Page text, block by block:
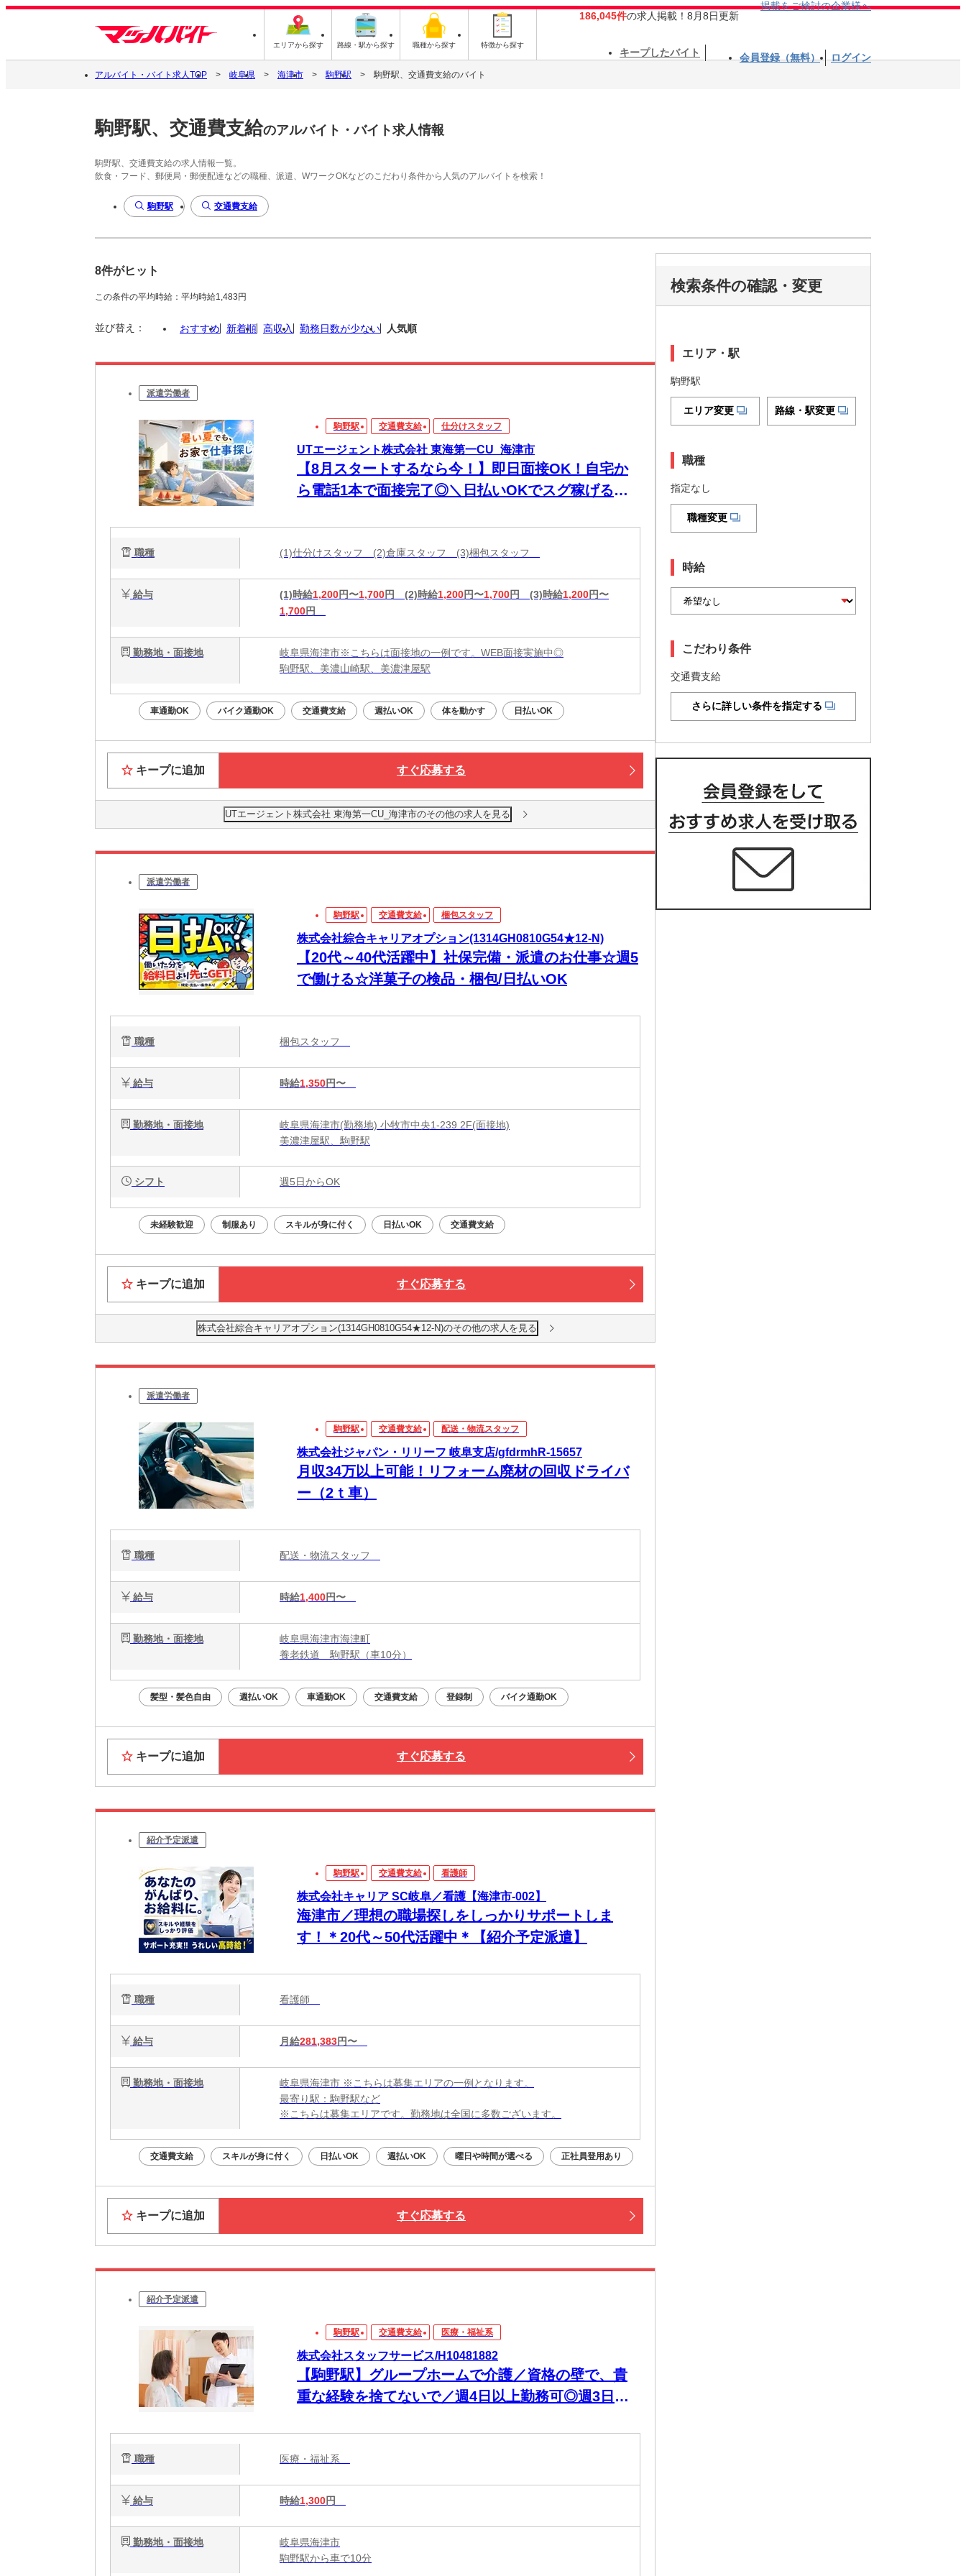
エリアから探す 路線・駅から探す 職種から探す 特徴から探す
186,045件の求人掲載！8月8日更新
掲載をご検討の企業様へ
キープしたバイト 会員登録（無料） ログイン
アルバイト・バイト求人TOP 岐阜県 海津市 駒野駅 駒野駅、交通費支給のバイト
駒野駅、交通費支給のアルバイト・バイト求人情報
駒野駅、交通費支給の求人情報一覧。
飲食・フード、郵便局・郵便配達などの職種、派遣、WワークOKなどのこだわり条件から人気のアルバイトを検索！
駒野駅 交通費支給
8件がヒット
この条件の平均時給：平均時給1,483円
並び替え： おすすめ 新着順 高収入 勤務日数が少ない 人気順
派遣労働者
駒野駅 交通費支給 仕分けスタッフ
UTエージェント株式会社 東海第一CU_海津市
【8月スタートするなら今！】即日面接OK！自宅か
ら電話1本で面接完了◎＼日払いOKでスグ稼げる／
職種 (1)仕分けスタッフ (2)倉庫スタッフ (3)梱包スタッフ
給与 (1)時給1,200円〜1,700円 (2)時給1,200円〜1,700円 (3)時給1,200円〜
1,700円
勤務地・面接地
岐阜県海津市※こちらは面接地の一例です。WEB面接実施中◎
駒野駅、美濃山崎駅、美濃津屋駅
車通勤OK バイク通勤OK 交通費支給 週払いOK 体を動かす 日払いOK
キープに追加 すぐ応募する
UTエージェント株式会社 東海第一CU_海津市のその他の求人を見る
派遣労働者
駒野駅 交通費支給 梱包スタッフ
株式会社綜合キャリアオプション(1314GH0810G54★12-N)
【20代～40代活躍中】社保完備・派遣のお仕事☆週5
で働ける☆洋菓子の検品・梱包/日払いOK
職種 梱包スタッフ
給与 時給1,350円〜
勤務地・面接地
岐阜県海津市(勤務地) 小牧市中央1-239 2F(面接地)
美濃津屋駅、駒野駅
シフト 週5日からOK
未経験歓迎 制服あり スキルが身に付く 日払いOK 交通費支給
キープに追加 すぐ応募する
株式会社綜合キャリアオプション(1314GH0810G54★12-N)のその他の求人を見る
派遣労働者
駒野駅 交通費支給 配送・物流スタッフ
株式会社ジャパン・リリーフ 岐阜支店/gfdrmhR-15657
月収34万以上可能！リフォーム廃材の回収ドライバ
ー（2ｔ車）
職種 配送・物流スタッフ
給与 時給1,400円〜
勤務地・面接地
岐阜県海津市海津町
養老鉄道 駒野駅（車10分）
髪型・髪色自由 週払いOK 車通勤OK 交通費支給 登録制 バイク通勤OK
キープに追加 すぐ応募する
紹介予定派遣
駒野駅 交通費支給 看護師
株式会社キャリア SC岐阜／看護【海津市-002】
海津市／理想の職場探しをしっかりサポートしま
す！＊20代～50代活躍中＊【紹介予定派遣】
職種 看護師
給与 月給281,383円〜
勤務地・面接地
岐阜県海津市 ※こちらは募集エリアの一例となります。
最寄り駅：駒野駅など
※こちらは募集エリアです。勤務地は全国に多数ございます。
交通費支給 スキルが身に付く 日払いOK 週払いOK 曜日や時間が選べる 正社員登用あり
キープに追加 すぐ応募する
紹介予定派遣
駒野駅 交通費支給 医療・福祉系
株式会社スタッフサービス/H10481882
【駒野駅】グループホームで介護／資格の壁で、貴
重な経験を捨てないで／週4日以上勤務可◎週3日以
職種 医療・福祉系
給与 時給1,300円
勤務地・面接地
岐阜県海津市
駒野駅から車で10分
検索条件の確認・変更
エリア・駅
駒野駅
エリア変更 路線・駅変更
職種
指定なし
職種変更
時給
こだわり条件
交通費支給
さらに詳しい条件を指定する